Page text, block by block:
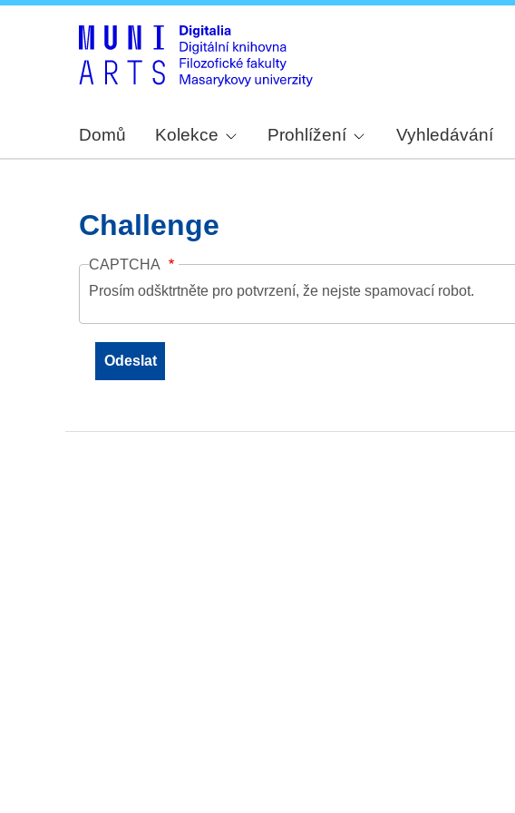
Domů Kolekce Prohlížení Vyhledávání
Challenge
CAPTCHA
Prosím odšktrtněte pro potvrzení, že nejste spamovací robot.